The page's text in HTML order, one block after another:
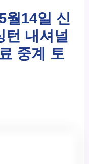
월14일 신
내셔널
중계 토